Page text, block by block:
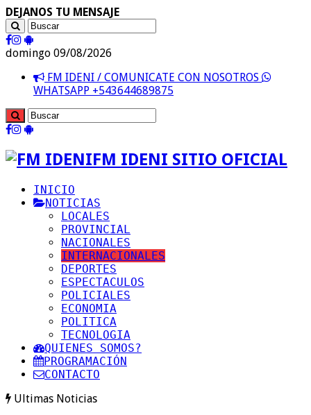
DEJANOS TU MENSAJE
domingo 09/08/2026
FM IDENI / COMUNICATE CON NOSOTROS
WHATSAPP +543644689875
FM IDENI SITIO OFICIAL
INICIO
NOTICIAS
LOCALES
PROVINCIAL
NACIONALES
INTERNACIONALES
DEPORTES
ESPECTACULOS
POLICIALES
ECONOMIA
POLITICA
TECNOLOGIA
QUIENES SOMOS?
PROGRAMACIÓN
CONTACTO
Ultimas Noticias